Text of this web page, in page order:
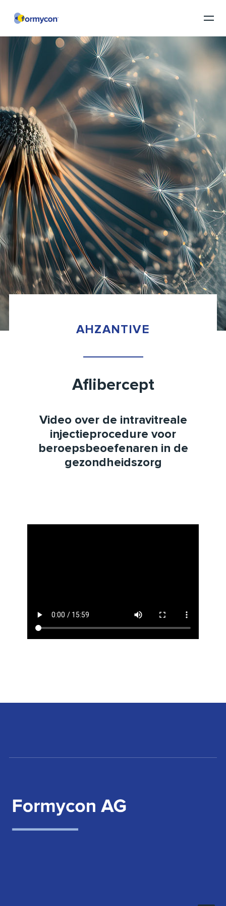
AHZANTIVE
Aflibercept
Video over de intravitreale
injectieprocedure voor
beroepsbeoefenaren in de
gezondheidszorg